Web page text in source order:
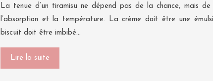
La tenue d’un tiramisu ne dépend pas de la chance, mais de
l’absorption et la température. La crème doit être une
biscuit doit être imbibé…
Lire la suite